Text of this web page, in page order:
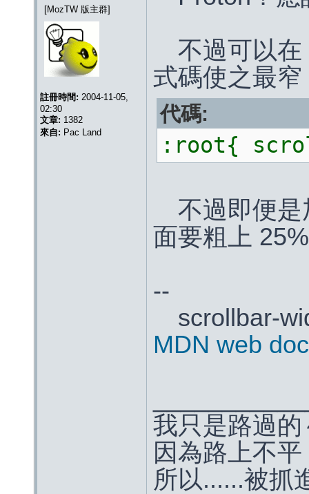
[MozTW 版主群]
註冊時間: 2004-11-05,
02:30
文章: 1382
來自: Pac Land
不過可以在
式碼使之最窄
代碼:
:root{
不過即便是
面要粗上
--
scrollbar-
MDN web
我只是路過的
因為路上不平
所以......被抓